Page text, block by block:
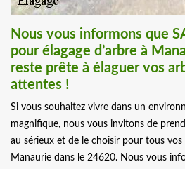
Nous vous informons que
pour élagage d’arbre à
reste prête à élaguer vos
attentes !
Si vous souhaitez vivre dans un
magnifique, nous vous invitons de
au sérieux et de le choisir pour tous vos
Manaurie dans le 24620. Nous vous